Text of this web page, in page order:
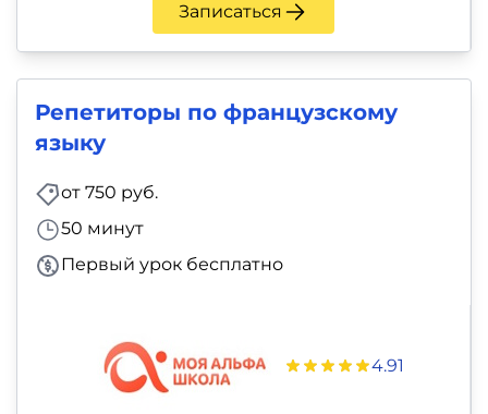
Записаться
Репетиторы по французскому
языку
от 750 руб.
50 минут
Первый урок бесплатно
4.91
Репетиторы
Тесты
на
профориентацию